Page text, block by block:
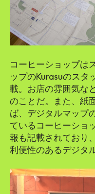
コーヒーショップは
ップのKurasuのスタ
載。お店の雰囲気な
のことだ。また、紙
ば、デジタルマップ
ているコーヒーショ
報も記載されており
利便性のあるデジタ